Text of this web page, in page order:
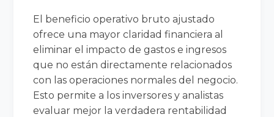
El beneficio operativo bruto ajustado
ofrece una mayor claridad financiera al
eliminar el impacto de gastos e ingresos
que no están directamente relacionados
con las operaciones normales del negocio.
Esto permite a los inversores y analistas
evaluar mejor la verdadera rentabilidad